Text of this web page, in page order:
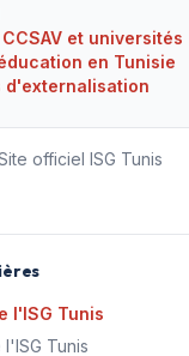
et universités
en Tunisie
d'externalisation
officiel ISG Tunis
l'ISG Tunis
Tunis